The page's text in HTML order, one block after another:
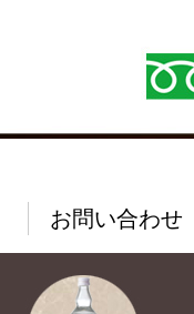
お問い合わせ